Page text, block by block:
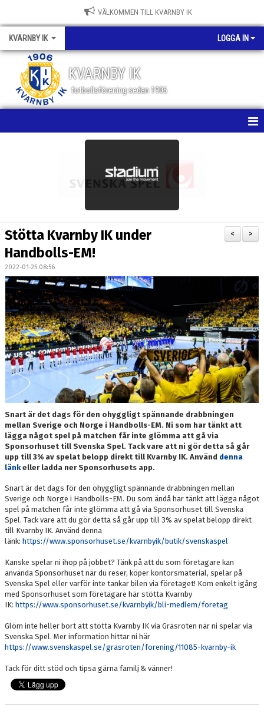
VÄLKOMMEN TILL KVARNBY IK
KVARNBY IK LOGGA IN
KVARNBY IK
fotbollsförening sedan 1906
BILDGALLERI
MEDLEMSKAP
LEDARE
KONTAKT
>
<
Stötta Kvarnby IK under
Handbolls-EM!
2022-01-25 08:56
Snart är det dags för den ohyggligt spännande drabbningen
mellan Sverige och Norge i Handbolls-EM. Ni som har tänkt att
lägga något spel på matchen får inte glömma att gå via
Sponsorhuset till Svenska Spel. Tack vare att ni gör detta så går
upp till 3% av spelat belopp direkt till Kvarnby IK. Använd denna
länkeller ladda ner Sponsorhusets app.
Snart är det dags för den ohyggligt spännande drabbningen mellan
Sverige och Norge i Handbolls-EM. Du som ändå har tänkt att lägga något
spel på matchen får inte glömma att gå via Sponsorhuset till Svenska
Spel. Tack vare att du gör detta så går upp till 3% av spelat belopp direkt
till Kvarnby IK. Använd denna
länk: https://www.sponsorhuset.se/kvarnbyik/butik/svenskaspel
Kanske spelar ni ihop på jobbet? Tänk på att du som företagare kan
använda Sponsorhuset när du reser, köper kontorsmaterial, spelar på
Svenska Spel eller varför inte tankar bilen via företaget! Kom enkelt igång
med Sponsorhuset som företagare här stötta Kvarnby
IK: https://www.sponsorhuset.se/kvarnbyik/bli-medlem/foretag
Glöm inte heller bort att stötta Kvarnby IK via Gräsroten när ni spelar via
Svenska Spel. Mer information hittar ni här
https://www.svenskaspel.se/grasroten/forening/11085-kvarnby-ik
Tack för ditt stöd och tipsa gärna familj & vänner!